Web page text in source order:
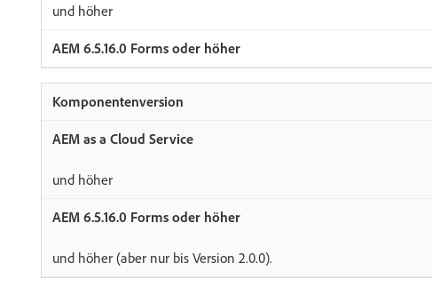
und höher
und höher
und höher (aber nur bis Version 2.0.0).